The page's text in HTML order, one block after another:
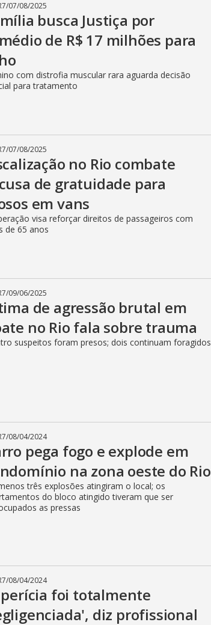
/07/08/2025
busca Justiça por
de R$ 17 milhões para
com distrofia muscular rara aguarda decisão
para tratamento
/07/08/2025
no Rio combate
de gratuidade para
em vans
visa reforçar direitos de passageiros com
de 65 anos
/09/06/2025
de agressão brutal em
no Rio fala sobre trauma
suspeitos foram presos; dois continuam foragidos
/08/04/2024
pega fogo e explode em
na zona oeste do Rio
três explosões atingiram o local; os
do bloco atingido tiveram que ser
as pressas
/08/04/2024
foi totalmente
diz profissional